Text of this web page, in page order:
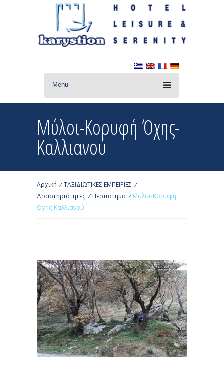
Menu
Μύλοι-Κορυφή Όχης-
Καλλιανού
Αρχική /ΤΑΞΙΔΙΩΤΙΚΕΣ ΕΜΠΕΙΡΙΕΣ /
Δραστηριότητες /Περπάτημα /Μύλοι-Κορυφή
Όχης-Καλλιανού